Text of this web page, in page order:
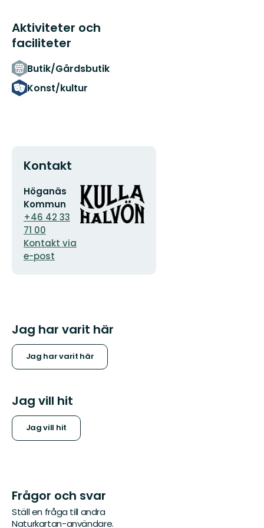
Aktiviteter och
faciliteter
Butik/Gårdsbutik
Konst/kultur
Kontakt
E-
postadress
Höganäs
Kommun
+46 42 33
71 00
Kontakt via
e-post
Organisationens
logotyp
Jag har varit här
Jag har varit här
Jag vill hit
Jag vill hit
Frågor och svar
Ställ en fråga till andra
Naturkartan-användare.